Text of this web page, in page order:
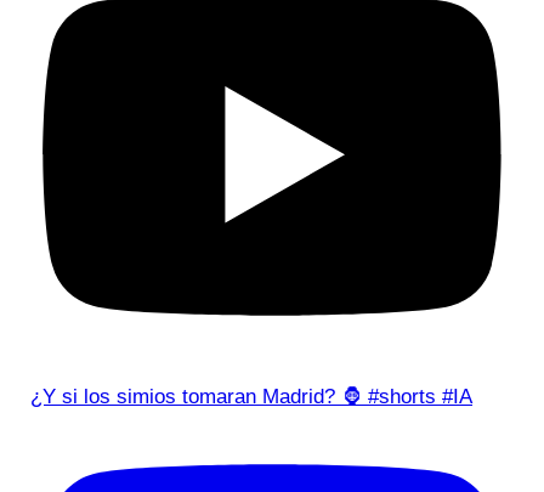
¿Y si los simios tomaran Madrid? 🦍 #shorts #IA